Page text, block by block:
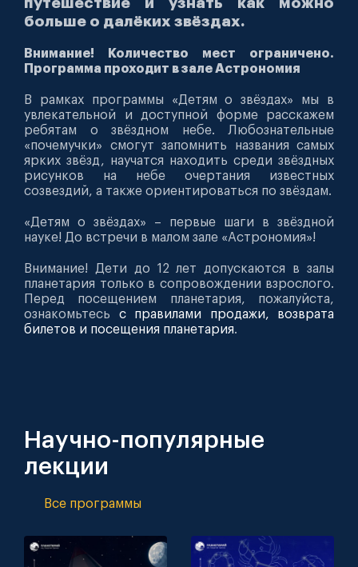
больше о далёких звёздах.
Внимание! Количество мест ограничено.
Программа проходит в зале Астрономия
В рамках программы «Детям о звёздах» мы в
увлекательной и доступной форме расскажем
ребятам о звёздном небе. Любознательные
«почемучки» смогут запомнить названия самых
ярких звёзд, научатся находить среди звёздных
рисунков на небе очертания известных
созвездий, а также ориентироваться по звёздам.
«Детям о звёздах» – первые шаги в звёздной
науке! До встречи в малом зале «Астрономия»!
Внимание! Дети до 12 лет допускаются в залы
планетария только в сопровождении взрослого.
Перед посещением планетария, пожалуйста,
ознакомьтесь с правилами продажи, возврата
билетов и посещения планетария.
Научно-популярные
лекции
Все программы